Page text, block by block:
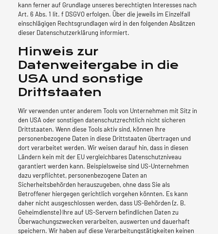
kann ferner auf Grundlage unseres berechtigten Interesses nach
Art. 6 Abs. 1 lit. f DSGVO erfolgen. Über die jeweils im Einzelfall
einschlägigen Rechtsgrundlagen wird in den folgenden Absätzen
dieser Datenschutzerklärung informiert.
Hinweis zur
Datenweitergabe in die
USA und sonstige
Drittstaaten
Wir verwenden unter anderem Tools von Unternehmen mit Sitz in
den USA oder sonstigen datenschutzrechtlich nicht sicheren
Drittstaaten. Wenn diese Tools aktiv sind, können Ihre
personenbezogene Daten in diese Drittstaaten übertragen und
dort verarbeitet werden. Wir weisen darauf hin, dass in diesen
Ländern kein mit der EU vergleichbares Datenschutzniveau
garantiert werden kann. Beispielsweise sind US-Unternehmen
dazu verpflichtet, personenbezogene Daten an
Sicherheitsbehörden herauszugeben, ohne dass Sie als
Betroffener hiergegen gerichtlich vorgehen könnten. Es kann
daher nicht ausgeschlossen werden, dass US-Behörden (z. B.
Geheimdienste) Ihre auf US-Servern befindlichen Daten zu
Überwachungszwecken verarbeiten, auswerten und dauerhaft
speichern. Wir haben auf diese Verarbeitungstätigkeiten keinen